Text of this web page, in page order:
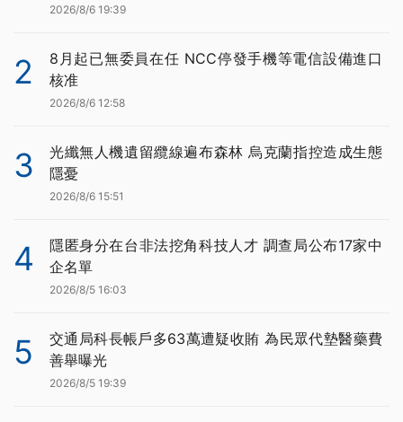
2026/8/6 19:39
2
8月起已無委員在任 NCC停發手機等電信設備進口
核准
2026/8/6 12:58
3
光纖無人機遺留纜線遍布森林 烏克蘭指控造成生態
隱憂
2026/8/6 15:51
4
隱匿身分在台非法挖角科技人才 調查局公布17家中
企名單
2026/8/5 16:03
5
交通局科長帳戶多63萬遭疑收賄 為民眾代墊醫藥費
善舉曝光
2026/8/5 19:39